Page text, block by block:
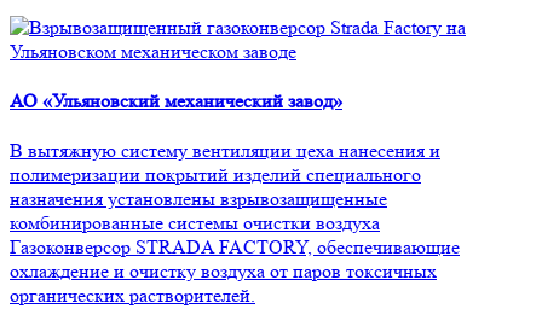
АО «Ульяновский механический завод»
В вытяжную систему вентиляции цеха нанесения и
полимеризации покрытий изделий специального
назначения установлены взрывозащищенные
комбинированные системы очистки воздуха
Газоконверсор STRADA FACTORY, обеспечивающие
охлаждение и очистку воздуха от паров токсичных
органических растворителей.